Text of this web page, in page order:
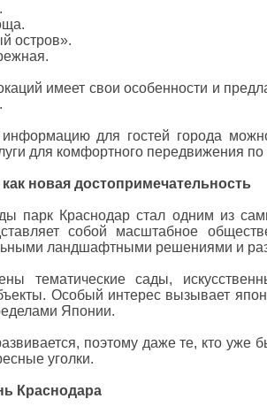
остров».
имеет свои особенности и
для гостей города
для комфортного передвижения
новая достопримечательность
парк Краснодар стал одним из
собой масштабное
ландшафтными решениями и
тематические сады,
Особый интерес вызывает
Японии.
поэтому даже те, кто уже
уголки.
Краснодара